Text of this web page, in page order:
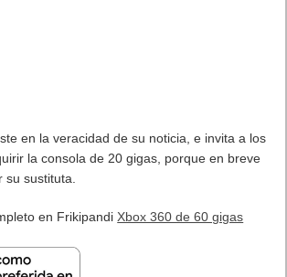
en la veracidad de su noticia, e invita a los
la consola de 20 gigas, porque en breve
sustituta.
en Frikipandi Xbox 360 de 60 gigas